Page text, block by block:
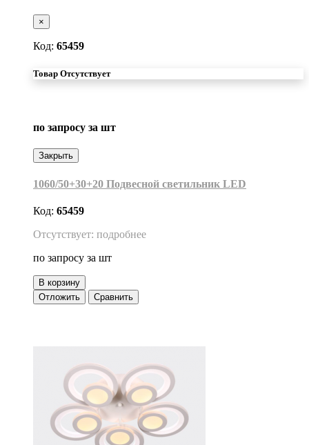
×
Код: 65459
Товар Отсутствует
по запросу за шт
Закрыть
1060/50+30+20 Подвесной светильник LED
Код: 65459
Отсутствует: подробнее
по запросу за шт
В корзину
Отложить
Сравнить